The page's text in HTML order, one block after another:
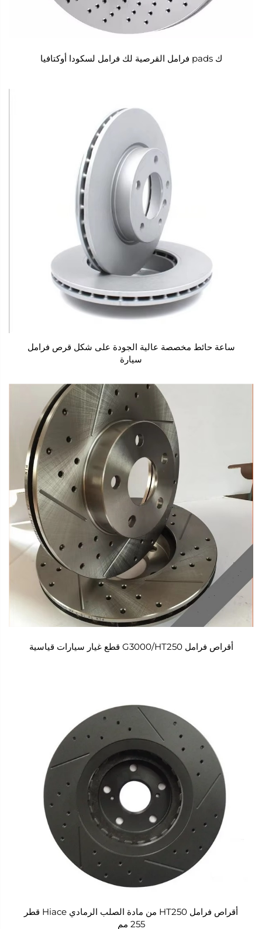
ك pads فرامل القرصية لك فرامل لسكودا أوكتافيا
ساعة حائط مخصصة عالية الجودة على شكل قرص فرامل
سيارة
أقراص فرامل G3000/HT250 قطع غيار سيارات قياسية
أقراص فرامل HT250 من مادة الصلب الرمادي Hiace قطر
255 مم